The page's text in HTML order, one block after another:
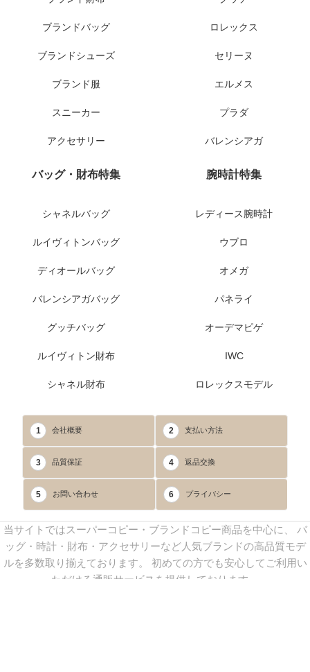
ブランドバッグ
ブランドシューズ
ブランド服
スニーカー
アクセサリー
ロレックス
セリーヌ
エルメス
プラダ
バレンシアガ
バッグ・財布特集
シャネルバッグ
ルイヴィトンバッグ
ディオールバッグ
バレンシアガバッグ
グッチバッグ
ルイヴィトン財布
シャネル財布
腕時計特集
レディース腕時計
ウブロ
オメガ
パネライ
オーデマピゲ
IWC
ロレックスモデル
1 会社概要 2 支払い方法
3 品質保証 4 返品交換
5 お問い合わせ 6 プライバシー
当サイトではスーパーコピー・ブランドコピー商品を中心に、 バ
ッグ・時計・財布・アクセサリーなど人気ブランドの高品質モデ
ルを多数取り揃えております。 初めての方でも安心してご利用い
ただける通販サービスを提供しております。